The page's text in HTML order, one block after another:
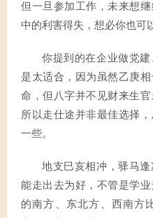
但一旦参加工作，未来想
中的利害得失，想必你也可
你提到的在企业做党
是太适合，因为虽然乙庚
命，但八字并不见财来生
所以走仕途并非最佳选择
一些。
地支巳亥相冲，驿马逢
能走出去为好，不管是学
的南方、东北方、西南方